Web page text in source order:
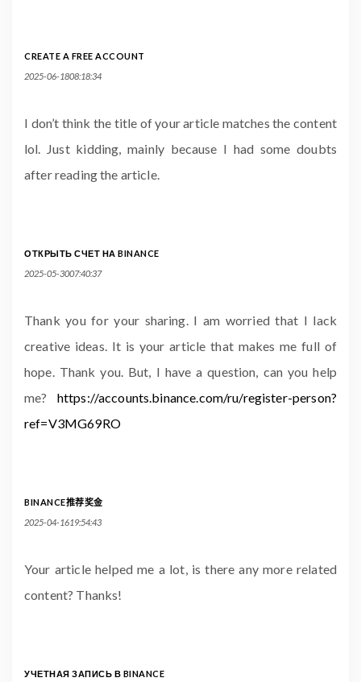
CREATE A FREE ACCOUNT
2025-06-1808:18:34
I don’t think the title of your article matches the content
lol. Just kidding, mainly because I had some doubts
after reading the article.
ОТКРЫТЬ СЧЕТ НА BINANCE
2025-05-3007:40:37
Thank you for your sharing. I am worried that I lack
creative ideas. It is your article that makes me full of
hope. Thank you. But, I have a question, can you help
me? https://accounts.binance.com/ru/register-person?
ref=V3MG69RO
BINANCE推荐奖金
2025-04-1619:54:43
Your article helped me a lot, is there any more related
content? Thanks!
УЧЕТНАЯ ЗАПИСЬ В BINANCE